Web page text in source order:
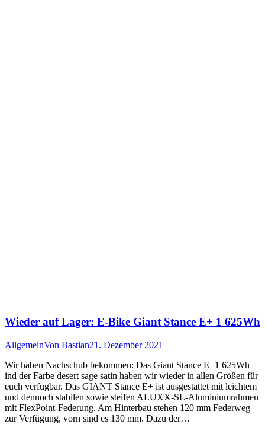
Wieder auf Lager: E-Bike Giant Stance E+ 1 625Wh
AllgemeinVon Bastian21. Dezember 2021
Wir haben Nachschub bekommen: Das Giant Stance E+1 625Wh
ind der Farbe desert sage satin haben wir wieder in allen Größen für
euch verfügbar. Das GIANT Stance E+ ist ausgestattet mit leichtem
und dennoch stabilen sowie steifen ALUXX-SL-Aluminiumrahmen
mit FlexPoint-Federung. Am Hinterbau stehen 120 mm Federweg
zur Verfügung, vorn sind es 130 mm. Dazu der…